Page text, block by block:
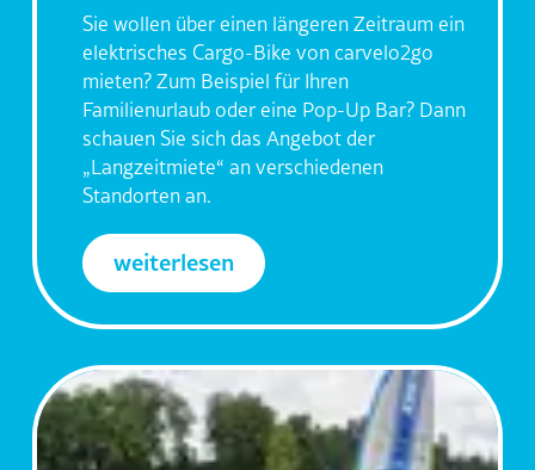
Sie wollen über einen längeren Zeitraum ein
elektrisches Cargo-Bike von carvelo2go
mieten? Zum Beispiel für Ihren
Familienurlaub oder eine Pop-Up Bar? Dann
schauen Sie sich das Angebot der
„Langzeitmiete“ an verschiedenen
Standorten an.
weiterlesen